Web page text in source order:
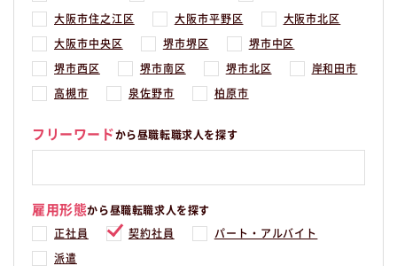
大阪市住之江区 大阪市平野区 大阪市北区
大阪市中央区 堺市堺区 堺市中区
堺市西区 堺市南区 堺市北区 岸和田市
高槻市 泉佐野市 柏原市
フリーワードから昼職転職求人を探す
雇用形態から昼職転職求人を探す
正社員 契約社員 パート・アルバイト
派遣